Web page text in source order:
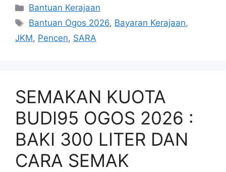
Categories
Bantuan Kerajaan
Tags
Bantuan Ogos 2026, Bayaran Kerajaan,
JKM, Pencen, SARA
SEMAKAN KUOTA
BUDI95 OGOS 2026 :
BAKI 300 LITER DAN
CARA SEMAK